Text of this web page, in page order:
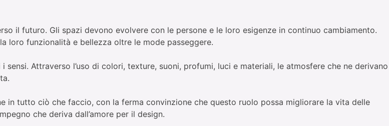
il futuro. Gli spazi devono evolvere con le persone e le loro esigenze in continuo cambiamento.
loro funzionalità e bellezza oltre le mode passeggere.
sensi. Attraverso l’uso di colori, texture, suoni, profumi, luci e materiali, le atmosfere che ne derivano
in tutto ciò che faccio, con la ferma convinzione che questo ruolo possa migliorare la vita delle
che deriva dall’amore per il design.